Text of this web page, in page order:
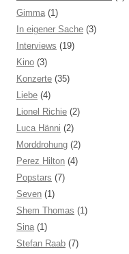
Gimma (1)
In eigener Sache (3)
Interviews (19)
Kino (3)
Konzerte (35)
Liebe (4)
Lionel Richie (2)
Luca Hänni (2)
Morddrohung (2)
Perez Hilton (4)
Popstars (7)
Seven (1)
Shem Thomas (1)
Sina (1)
Stefan Raab (7)